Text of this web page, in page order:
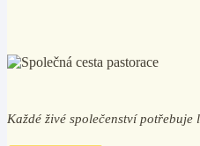
Každé živé společenství